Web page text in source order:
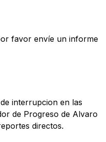
favor envíe un informe
interrupcion en las
de Progreso de Alvaro
directos.